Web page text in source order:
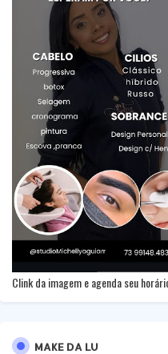
Clink da imagem e agenda seu
MAKE DA LU